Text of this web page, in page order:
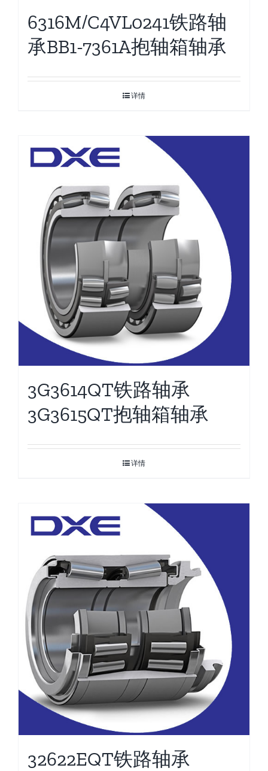
6316M/C4VL0241铁路轴
承BB1-7361A抱轴箱轴承
详情
3G3614QT铁路轴承
3G3615QT抱轴箱轴承
详情
32622EQT铁路轴承